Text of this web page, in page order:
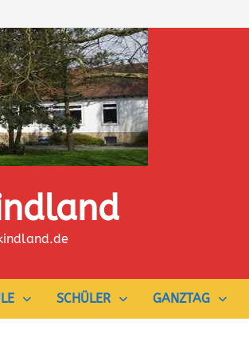
SCHÜLER GANZTAG